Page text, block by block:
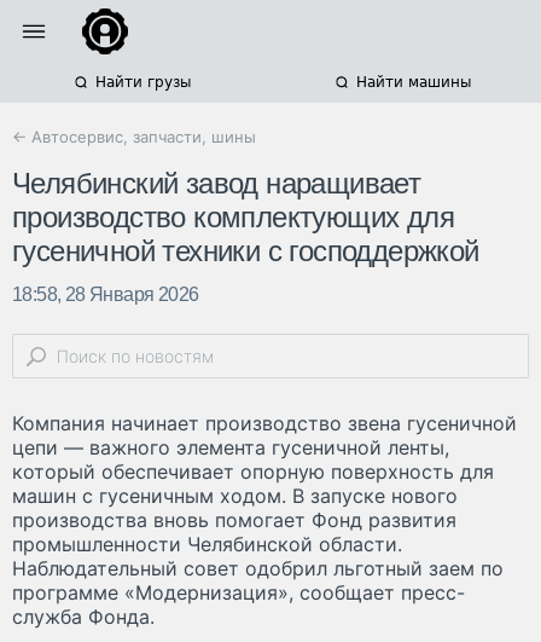
Найти грузы Найти машины
← Автосервис, запчасти, шины
Челябинский завод наращивает
производство комплектующих для
гусеничной техники с господдержкой
18:58, 28 Января 2026
Компания начинает производство звена гусеничной
цепи — важного элемента гусеничной ленты,
который обеспечивает опорную поверхность для
машин с гусеничным ходом. В запуске нового
производства вновь помогает Фонд развития
промышленности Челябинской области.
Наблюдательный совет одобрил льготный заем по
программе «Модернизация», сообщает пресс-
служба Фонда.